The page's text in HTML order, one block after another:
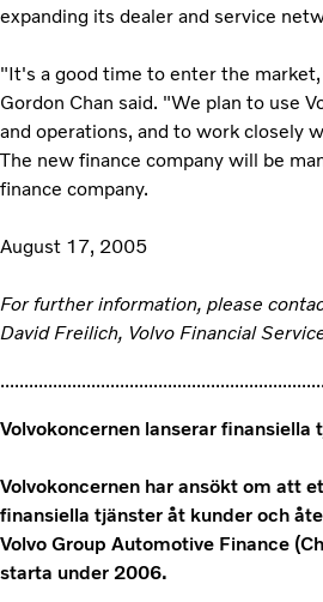
expanding its dealer and service
"It's a good time to enter the
Gordon Chan said. "We plan to use
and operations, and to work closely
The new finance company will be
finance company.
August 17, 2005
For further information, please
David Freilich, Volvo Financial
Volvokoncernen lanserar finansiella
Volvokoncernen har ansökt om att
finansiella tjänster åt kunder och
Volvo Group Automotive Finance
starta under 2006.